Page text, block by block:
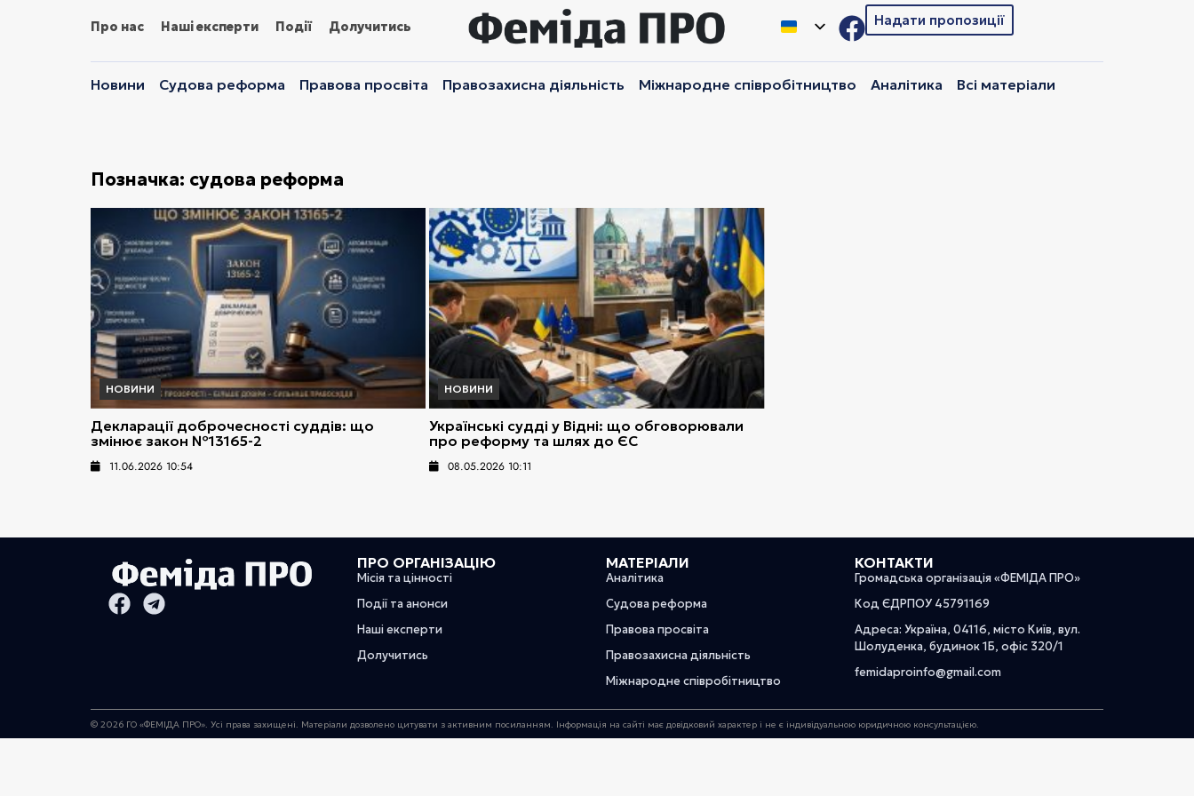
Про нас Наші експерти Події Долучитись Надати пропозиції
Новини Судова реформа Правова просвіта Правозахисна діяльність Міжнародне співробітництво Аналітика Всі матеріали
Позначка: судова реформа
НОВИНИ
Декларації доброчесності суддів: що
змінює закон №13165-2
11.06.2026 10:54
НОВИНИ
Українські судді у Відні: що обговорювали
про реформу та шлях до ЄС
08.05.2026 10:11
ПРО ОРГАНІЗАЦІЮ
Місія та цінності
Події та анонси
Наші експерти
Долучитись
МАТЕРІАЛИ
Аналітика
Судова реформа
Правова просвіта
Правозахисна діяльність
Міжнародне співробітництво
КОНТАКТИ
Громадська організація «ФЕМІДА ПРО»
Код ЄДРПОУ 45791169
Адреса: Україна, 04116, місто Київ, вул.
Шолуденка, будинок 1Б, офіс 320/1
femidaproinfo@gmail.com
© 2026 ГО «ФЕМІДА ПРО». Усі права захищені. Матеріали дозволено цитувати з активним посиланням. Інформація на сайті має довідковий характер і не є індивідуальною юридичною консультацією.